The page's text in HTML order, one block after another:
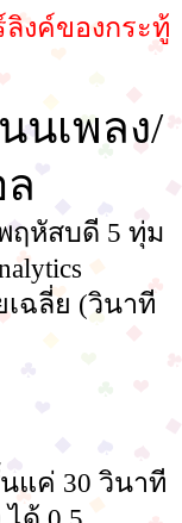
งค์ของกระทู้
นเพลง/
ฤหัสบดี 5 ทุ่ม
ฉลี่ย (วินาที
แค่ 30 วินาที